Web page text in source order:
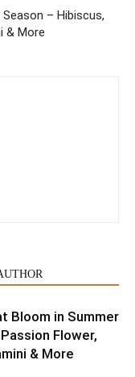
– Hibiscus,
& More
Bloom in Summer
Flower,
& More